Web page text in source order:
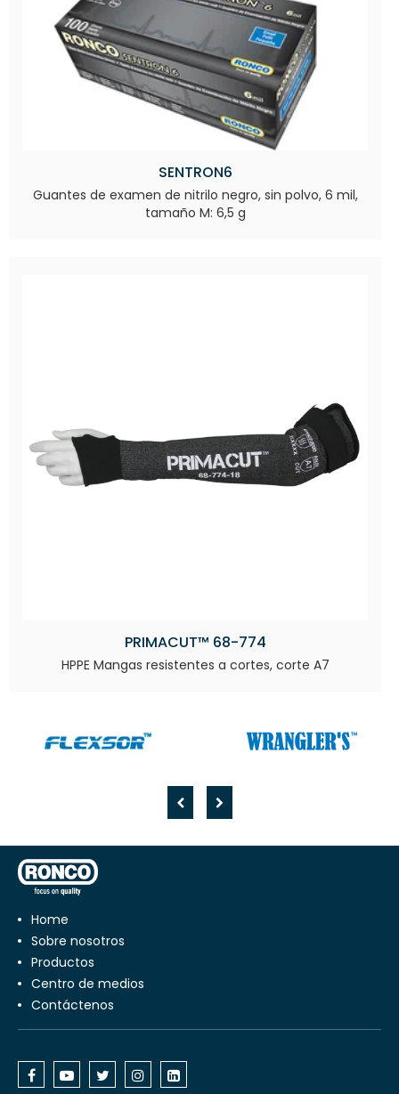
SENTRON6
Guantes de examen de nitrilo negro, sin polvo, 6 mil,
tamaño M: 6,5 g
PRIMACUT™ 68-774
HPPE Mangas resistentes a cortes, corte A7
Home
Sobre nosotros
Productos
Centro de medios
Contáctenos